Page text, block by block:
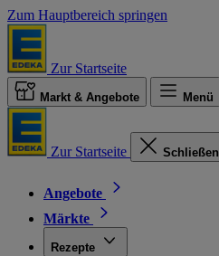
Zum Hauptbereich springen
Zur Startseite
Markt & Angebote Menü
Zur Startseite Schließen
Angebote
Märkte
Rezepte